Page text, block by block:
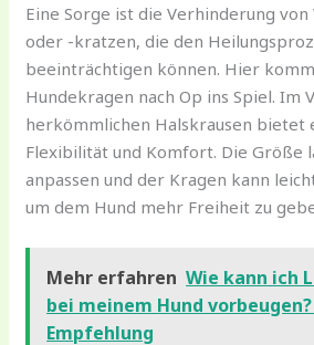
Eine Sorge ist die Verhinderung von
oder -kratzen, die den
beeinträchtigen können. Hier
Hundekragen nach Op ins Spiel. Im
herkömmlichen Halskrausen bietet
Flexibilität und Komfort. Die Größe
anpassen und der Kragen kann
um dem Hund mehr Freiheit zu
Mehr erfahren Wie kann ich
bei meinem Hund
Empfehlung